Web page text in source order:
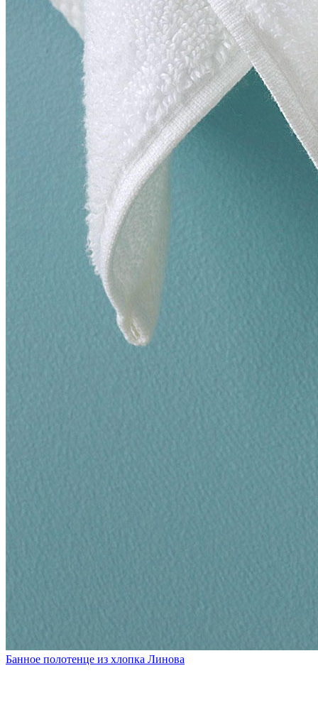
Банное полотенце из хлопка Линова